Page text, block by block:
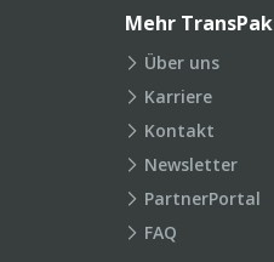
Mehr TransPak
Über uns
Karriere
Kontakt
Newsletter
PartnerPortal
FAQ